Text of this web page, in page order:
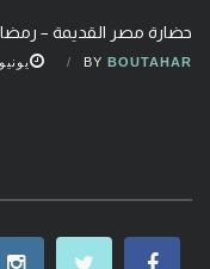
حضارة مصر القديمة –
BY BOUTAHAR يونيو 29, 2026